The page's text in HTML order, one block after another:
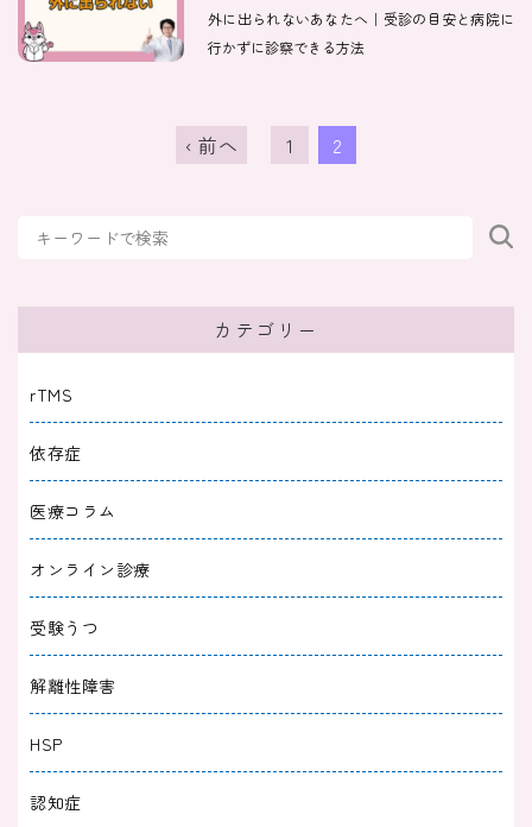
外に出られないあなたへ｜受診の目安と病院に
行かずに診察できる方法
‹ 前へ 1 2
カテゴリー
rTMS
依存症
医療コラム
オンライン診療
受験うつ
解離性障害
HSP
認知症